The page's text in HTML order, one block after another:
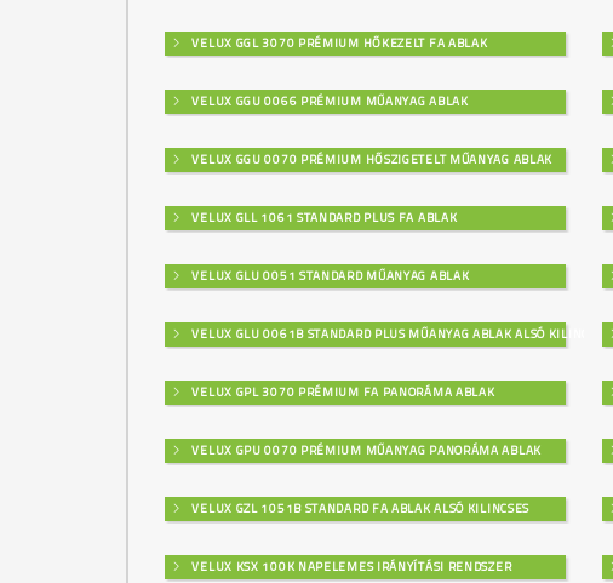
VELUX GGL 3070 PRÉMIUM HŐKEZELT FA ABLAK
VELUX GGU 0066 PRÉMIUM MŰANYAG ABLAK
VELUX GGU 0070 PRÉMIUM HŐSZIGETELT MŰANYAG ABLAK
VELUX GLL 1061 STANDARD PLUS FA ABLAK
VELUX GLU 0051 STANDARD MŰANYAG ABLAK
VELUX GLU 0061B STANDARD PLUS MŰANYAG ABLAK ALSÓ KILINCSES
VELUX GPL 3070 PRÉMIUM FA PANORÁMA ABLAK
VELUX GPU 0070 PRÉMIUM MŰANYAG PANORÁMA ABLAK
VELUX GZL 1051B STANDARD FA ABLAK ALSÓ KILINCSES
VELUX KSX 100K NAPELEMES IRÁNYÍTÁSI RENDSZER